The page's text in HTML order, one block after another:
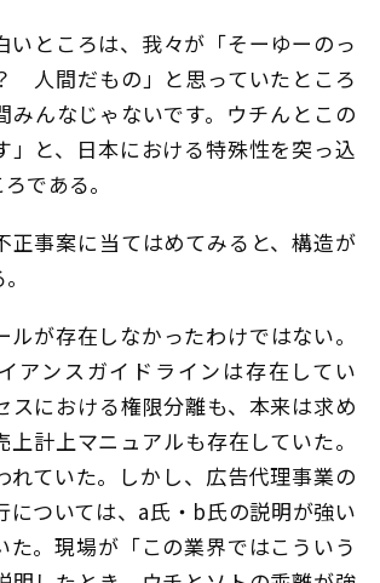
いところは、我々が「そーゆーのっ
人間だもの」と思っていたところ
みんなじゃないです。ウチんとこの
」と、日本における特殊性を突っ込
である。
正事案に当てはめてみると、構造が
が存在しなかったわけではない。
アンスガイドラインは存在してい
スにおける権限分離も、本来は求め
上計上マニュアルも存在していた。
れていた。しかし、広告代理事業の
については、a氏・b氏の説明が強い
た。現場が「この業界ではこういう